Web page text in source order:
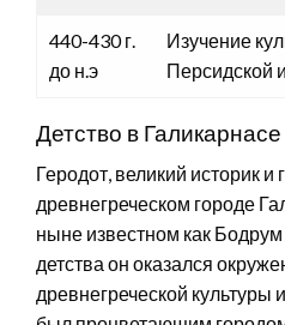
440-430 г.
до н.э
Изучение
Персидской
Детство в Галикарнасе
Геродот, великий историк и
древнегреческом городе
ныне известном как
детства он оказался
древнегреческой культуры